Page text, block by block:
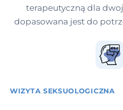
terapeutyczną dla
dopasowana jest do
WIZYTA SEKSUOLOGICZNA